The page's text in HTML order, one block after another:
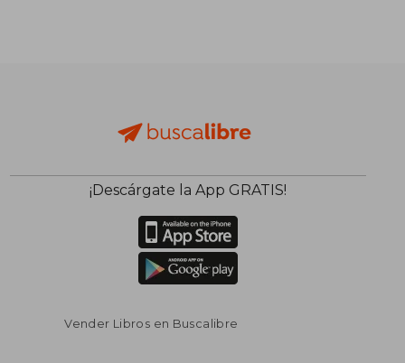
¡Descárgate la App GRATIS!
Vender Libros en Buscalibre